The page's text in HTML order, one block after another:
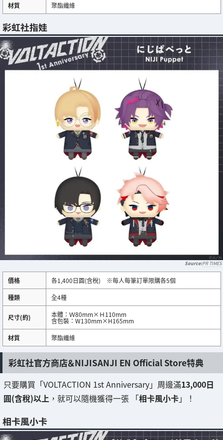
材質
聚酯纖維
彩虹社指娃
PR TIMES
價格
各1,400日圓(含稅) ※每人每筆訂單限購各5個
種類
全4種
尺寸(約) 本體：Ｗ80mm×Ｈ110mm
含包裝：W130mm×H165mm
材質
聚酯纖維
彩虹社官方商店＆NIJISANJI EN Official Store特典
只要購買「VOLTACTION 1st Anniversary」周邊滿13,000日
圓(含稅)以上 ，就可以隨機獲得一張 「相卡風小卡」！
相卡風小卡